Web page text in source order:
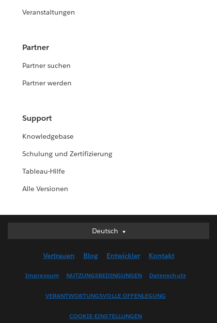
Veranstaltungen
Partner
Partner suchen
Partner werden
Support
Knowledgebase
Schulung und Zertifizierung
Tableau-Hilfe
Alle Versionen
Deutsch
Deutsch
English (US)
Français (France)
Vertrauen Blog Entwickler Kontakt
Impressum NUTZUNGSBEDINGUNGEN Datenschutz
VERANTWORTUNGSVOLLE OFFENLEGUNG
COOKIE-EINSTELLUNGEN